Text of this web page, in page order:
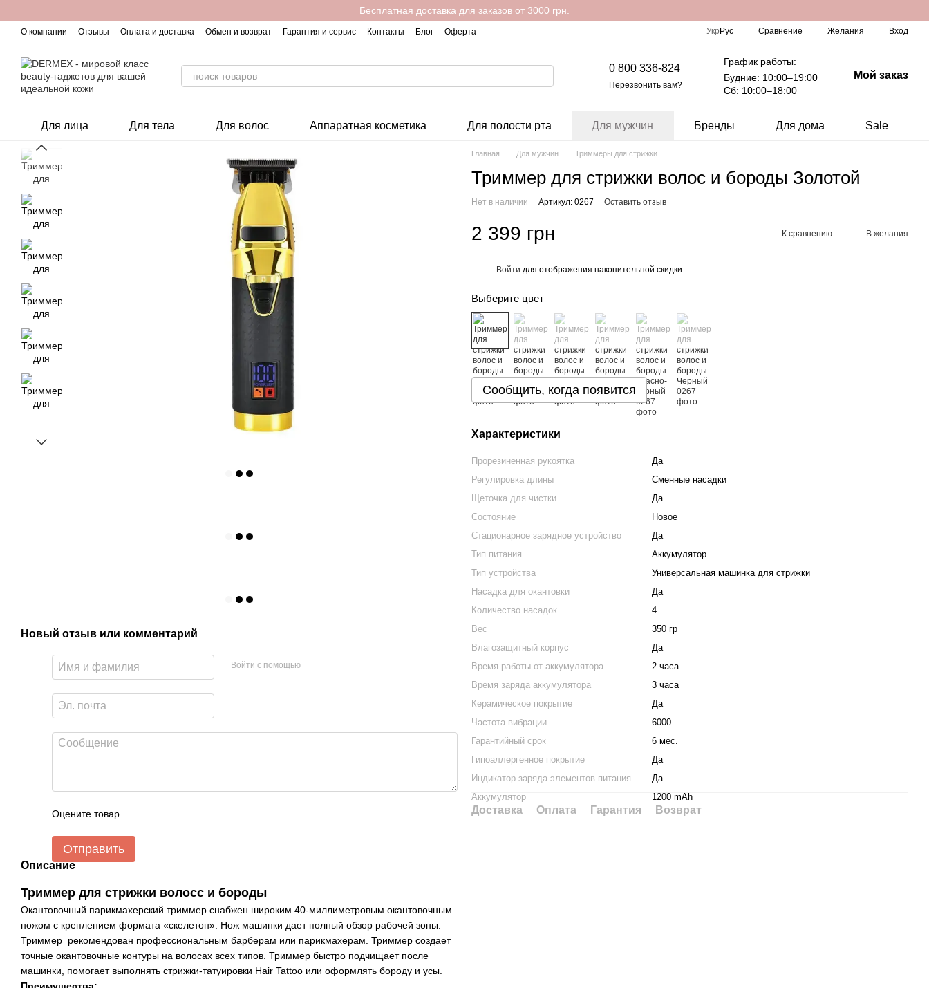
Бесплатная доставка для заказов от 3000 грн.
О компании Отзывы Оплата и доставка Обмен и возврат Гарантия и сервис Контакты Блог Оферта Укр Рус Сравнение Желания Вход
0 800 336-824
Перезвонить вам?
График работы:
Будние: 10:00–19:00
Сб: 10:00–18:00
Мой заказ
Для лица Для тела Для волос Аппаратная косметика Для полости рта Для мужчин Бренды Для дома Sale
Новый отзыв или комментарий
Войти с помощью
Оцените товар
Отправить
Описание
Триммер для стрижки волосс и бороды
Окантовочный парикмахерский триммер снабжен широким 40-миллиметровым окантовочным
ножом с креплением формата «скелетон». Нож машинки дает полный обзор рабочей зоны.
Триммер рекомендован профессиональным барберам или парикмахерам. Триммер создает
точные окантовочные контуры на волосах всех типов. Триммер быстро подчищает после
машинки, помогает выполнять стрижки-татуировки Hair Tattoo или оформлять бороду и усы.
Главная Для мужчин Триммеры для стрижки
Триммер для стрижки волос и бороды Золотой
Нет в наличии Артикул: 0267 Оставить отзыв
2 399 грн К сравнению В желания
Войти для отображения накопительной скидки
Выберите цвет
Сообщить, когда появится
Характеристики
Прорезиненная рукоятка
Да
Регулировка длины
Сменные насадки
Щеточка для чистки
Да
Состояние
Новое
Стационарное зарядное устройство
Да
Тип питания
Аккумулятор
Тип устройства
Универсальная машинка для стрижки
Насадка для окантовки
Да
Количество насадок
4
Вес
350 гр
Влагозащитный корпус
Да
Время работы от аккумулятора
2 часа
Время заряда аккумулятора
3 часа
Керамическое покрытие
Да
Частота вибрации
6000
Гарантийный срок
6 мес.
Гипоаллергенное покрытие
Да
Индикатор заряда элементов питания
Да
Аккумулятор
1200 mAh
Доставка Оплата Гарантия Возврат